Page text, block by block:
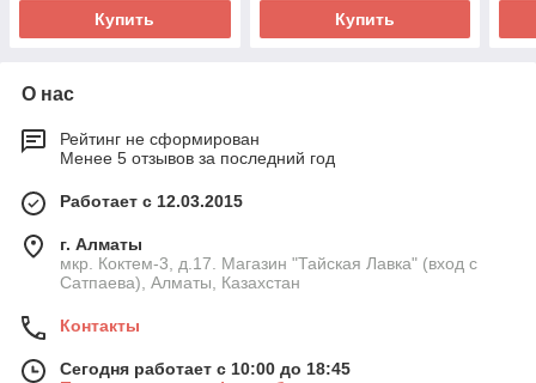
Купить Купить
О нас
Рейтинг не сформирован
Менее 5 отзывов за последний год
Работает с 12.03.2015
г. Алматы
мкр. Коктем-3, д.17. Магазин "Тайская Лавка" (вход с
Сатпаева), Алматы, Казахстан
Контакты
Сегодня работает с 10:00 до 18:45